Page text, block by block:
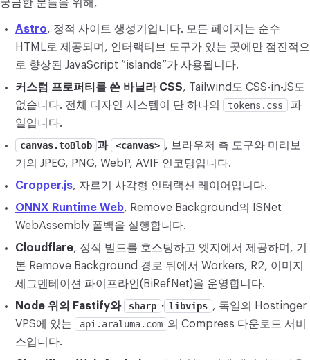
궁금한 분들을 위해,
Astro, 정적 사이트 생성기입니다. 모든 페이지는 순수
HTML로 제공되며, 인터랙티브 도구가 있는 곳에만 점진적으
로 향상된 JavaScript “islands”가 사용됩니다.
커스텀 프로퍼티를 쓴 바닐라 CSS, Tailwind도 CSS-in-JS도
없습니다. 전체 디자인 시스템이 단 하나의
tokens.css
파
일입니다.
canvas.toBlob 과 <canvas> , 브라우저 측 도구와 미리보
기의 JPEG, PNG, WebP, AVIF 인코딩입니다.
Cropper.js, 자르기 사각형 인터랙션 레이어입니다.
ONNX Runtime Web, Remove Background의 ISNet
WebAssembly 폴백을 실행합니다.
Cloudflare, 정적 빌드를 호스팅하고 엣지에서 제공하며, 기
본 Remove Background 경로 뒤에서 Workers, R2, 이미지
세그멘테이션 파이프라인(BiRefNet)을 운영합니다.
Node 위의 Fastify와
sharp · libvips , 독일의 Hostinger
VPS에 있는
api.araluma.com 의 Compress 다운로드 서비
스입니다.